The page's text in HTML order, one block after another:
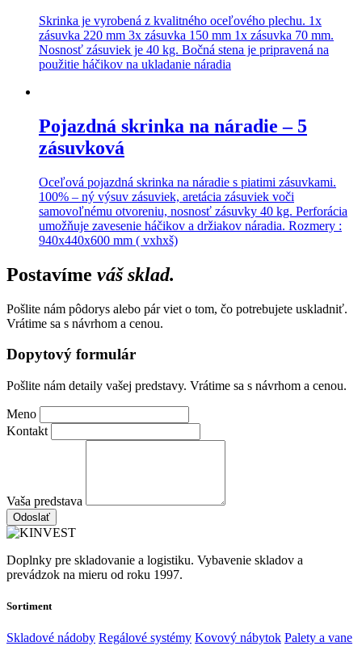
Skrinka je vyrobená z kvalitného oceľového plechu. 1x
zásuvka 220 mm 3x zásuvka 150 mm 1x zásuvka 70 mm.
Nosnosť zásuviek je 40 kg. Bočná stena je pripravená na
použitie háčikov na ukladanie náradia
Pojazdná skrinka na náradie – 5
zásuvková
Oceľová pojazdná skrinka na náradie s piatimi zásuvkami.
100% – ný výsuv zásuviek, aretácia zásuviek voči
samovoľnému otvoreniu, nosnosť zásuvky 40 kg. Perforácia
umožňuje zavesenie háčikov a držiakov náradia. Rozmery :
940x440x600 mm ( vxhxš)
Postavíme váš sklad.
Pošlite nám pôdorys alebo pár viet o tom, čo potrebujete uskladniť.
Vrátime sa s návrhom a cenou.
Dopytový formulár
Pošlite nám detaily vašej predstavy. Vrátime sa s návrhom a cenou.
Meno
Kontakt
Vaša predstava
Odoslať
Doplnky pre skladovanie a logistiku. Vybavenie skladov a
prevádzok na mieru od roku 1997.
Sortiment
Skladové nádoby Regálové systémy Kovový nábytok Palety a vane